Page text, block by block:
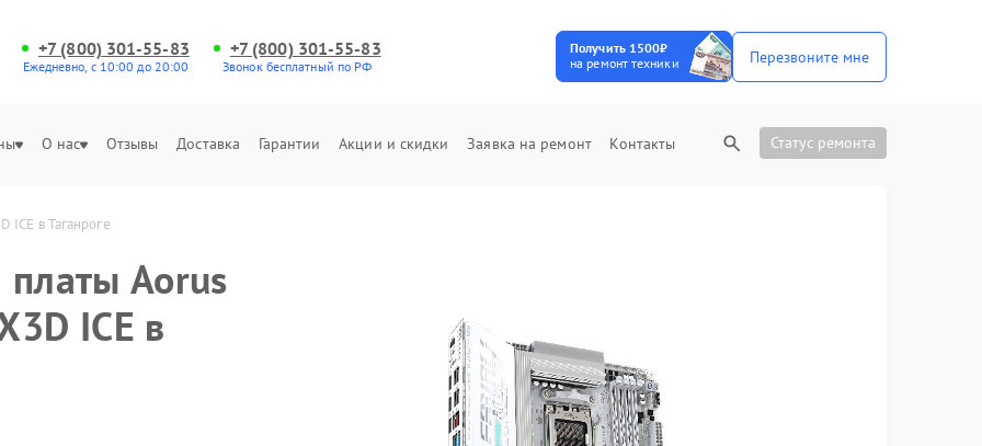
+7 (800) 301-55-83
Ежедневно, с 10:00 до 20:00
+7 (800) 301-55-83
Звонок бесплатный по РФ
Получить 1500₽
на ремонт техники
Перезвоните мне
О нас Отзывы Доставка Гарантии Акции и скидки Заявка на ремонт Контакты Статус ремонта
ICE в Таганроге
Aorus
ICE в